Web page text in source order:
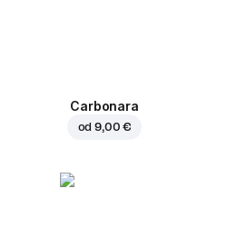
Carbonara
od9,00 €